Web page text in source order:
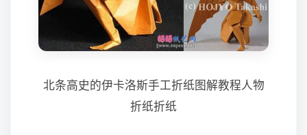
北条高史的伊卡洛斯手工折纸图解教程人物
折纸折纸